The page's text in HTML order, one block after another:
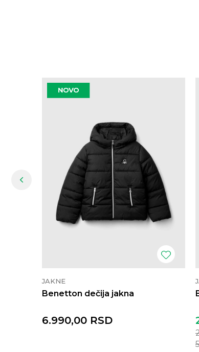
JAKNE
Benetton dečija jakna
6.990,00 RSD